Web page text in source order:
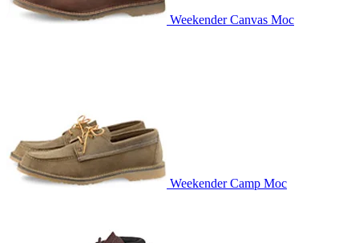
Weekender Canvas Moc
Weekender Camp Moc